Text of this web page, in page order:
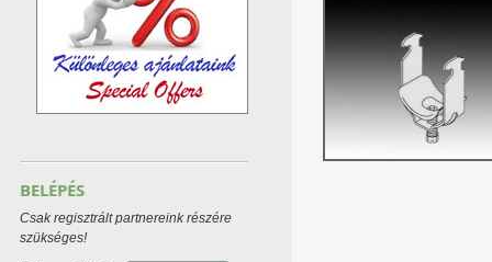
BELÉPÉS
Csak regisztrált partnereink részére
szükséges!